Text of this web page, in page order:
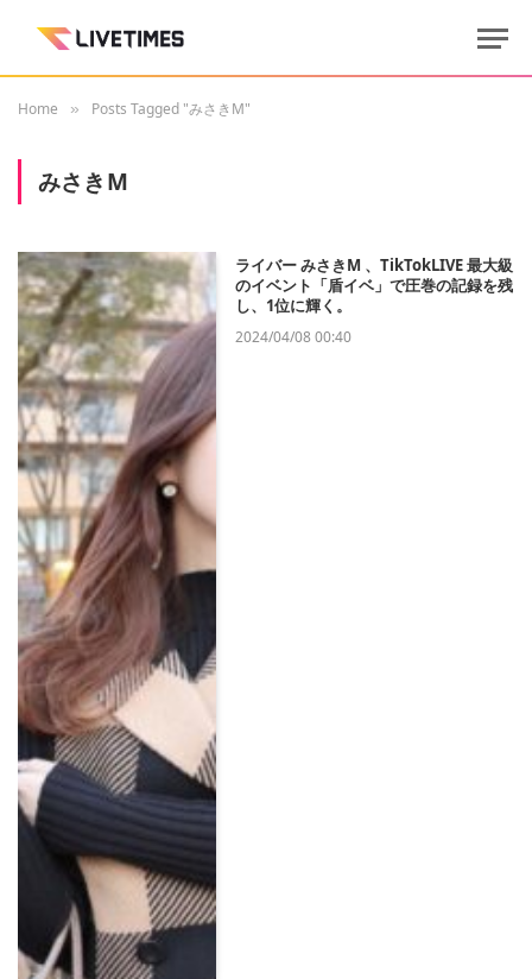
Home » Posts Tagged "みさきM"
みさきM
ライバー みさきM 、TikTokLIVE 最大級
のイベント「盾イベ」で圧巻の記録を残
し、1位に輝く。
2024/04/08 00:40